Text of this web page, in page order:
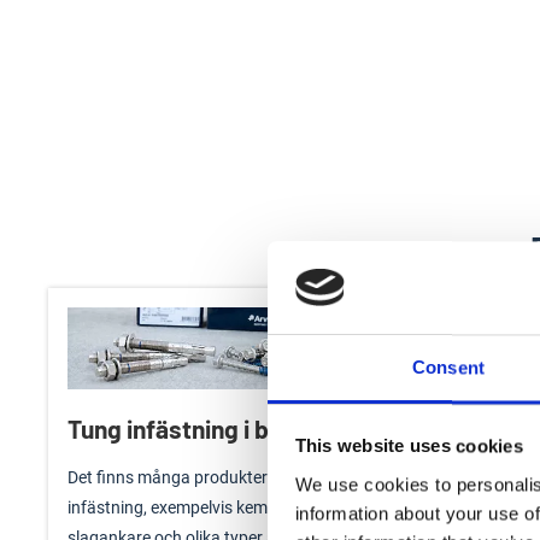
Consent
This website uses cookies
We use cookies to
information about your use
Tung infästning i betong
Det finns många produkter för tung
infästning, exempelvis kemiska ankare,
En